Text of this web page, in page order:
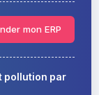
mon ERP
pollution par